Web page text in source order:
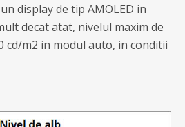
display de tip AMOLED in
decat atat, nivelul maxim de
cd/m2 in modul auto, in conditii